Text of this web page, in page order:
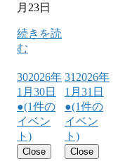
月23日
続きを読
む
302026年
1月30日
●(1件の
イベン
ト)
Close
31 2026年
1月31日
●(1件の
イベン
ト)
Close